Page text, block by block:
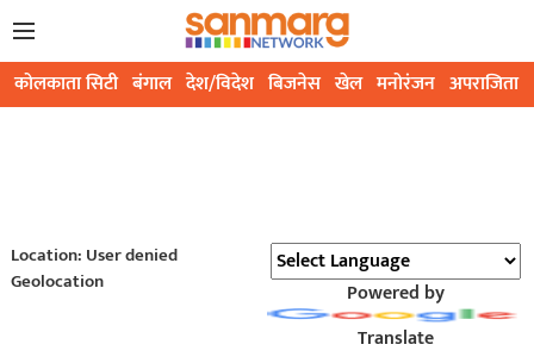
कोलकाता सिटी बंगाल देश/विदेश बिजनेस खेल मनोरंजन अपराजिता
Location: User denied
Geolocation
Powered by
Translate